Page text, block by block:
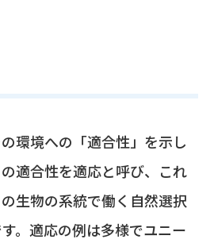
環境への「適合性」を示し
適合性を適応と呼び、これ
生物の系統で働く自然選択
。適応の例は多様でユニー